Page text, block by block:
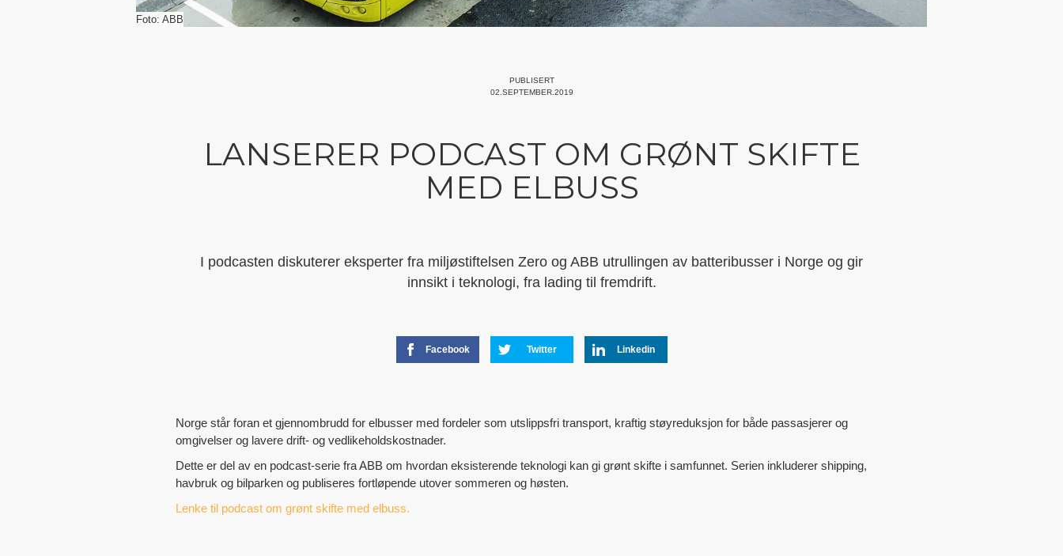
Foto: ABB
PUBLISERT
02.SEPTEMBER.2019
LANSERER PODCAST OM GRØNT SKIFTE
MED ELBUSS
I podcasten diskuterer eksperter fra miljøstiftelsen Zero og ABB utrullingen av batteribusser i Norge og gir
innsikt i teknologi, fra lading til fremdrift.
Facebook Twitter Linkedin
Norge står foran et gjennombrudd for elbusser med fordeler som utslippsfri transport, kraftig støyreduksjon for både passasjerer og
omgivelser og lavere drift- og vedlikeholdskostnader.
Dette er del av en podcast-serie fra ABB om hvordan eksisterende teknologi kan gi grønt skifte i samfunnet. Serien inkluderer shipping,
havbruk og bilparken og publiseres fortløpende utover sommeren og høsten.
Lenke til podcast om grønt skifte med elbuss.